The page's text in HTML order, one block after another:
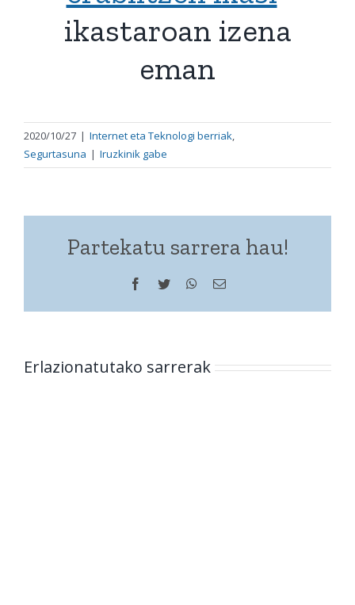
ikastaroan izena
eman
2020/10/27 | Internet eta Teknologi berriak,
Segurtasuna | Iruzkinik gabe
Partekatu sarrera hau!
Facebook
Twitter WhatsApp
Helbide
Erlazionatutako sarrerak